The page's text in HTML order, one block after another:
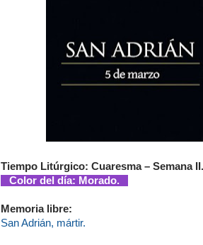
Tiempo Litúrgico: Cuaresma – Semana II.
Color del día: Morado.
Memoria libre:
San Adrián, mártir.